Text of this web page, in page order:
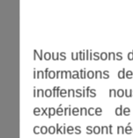
Dorinoxtimer
5000
Nous utilisons
informations
inoffensifs
expérience
cookies sont